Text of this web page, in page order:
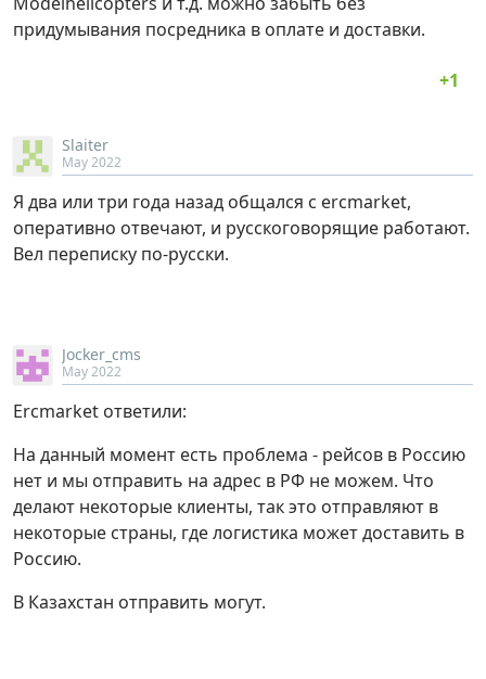
придумывания посредника в оплате и доставки.
Slaiter
May 2022
Я два или три года назад общался с ercmarket,
оперативно отвечают, и русскоговорящие работают.
Вел переписку по-русски.
Jocker_cms
May 2022
Ercmarket ответили:
На данный момент есть проблема - рейсов в Россию
нет и мы отправить на адрес в РФ не можем. Что
делают некоторые клиенты, так это отправляют в
некоторые страны, где логистика может доставить в
Россию.
В Казахстан отправить могут.